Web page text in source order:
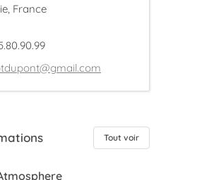
France
Tout voir